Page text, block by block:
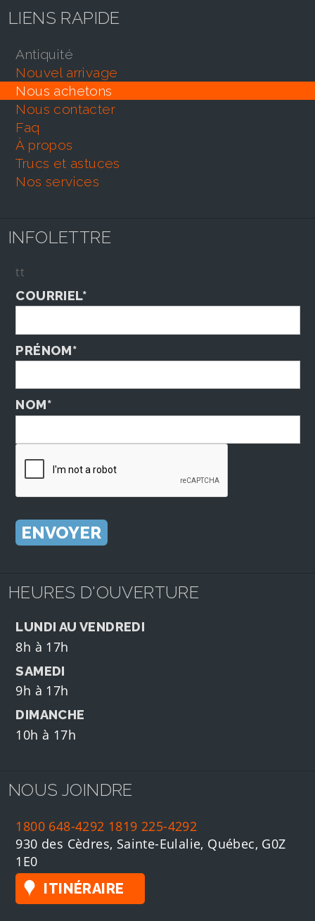
LIENS RAPIDE
antiquité
nouvel arrivage
nous achetons
nous contacter
faq
À propos
trucs et astuces
nos services
INFOLETTRE
tt
COURRIEL*
PRÉNOM*
NOM*
HEURES D'OUVERTURE
LUNDI AU VENDREDI
8h à 17h
SAMEDI
9h à 17h
DIMANCHE
10h à 17h
NOUS JOINDRE
1800 648-4292 1819 225-4292
930 des Cèdres, Sainte-Eulalie, Québec, G0Z
1E0
ITINÉRAIRE